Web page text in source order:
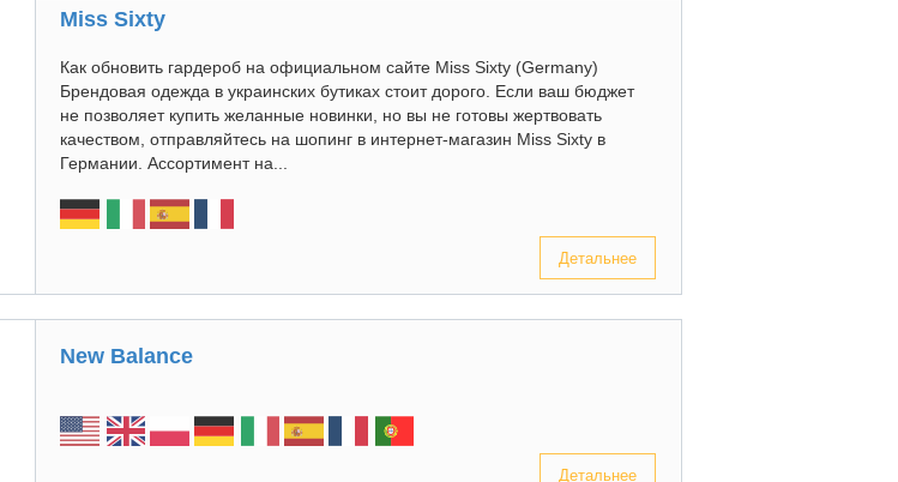
Miss Sixty
Как обновить гардероб на официальном сайте Miss Sixty (Germany)
Брендовая одежда в украинских бутиках стоит дорого. Если ваш бюджет
не позволяет купить желанные новинки, но вы не готовы жертвовать
качеством, отправляйтесь на шопинг в интернет-магазин Miss Sixty в
Германии. Ассортимент на...
Детальнее
New Balance
Детальнее